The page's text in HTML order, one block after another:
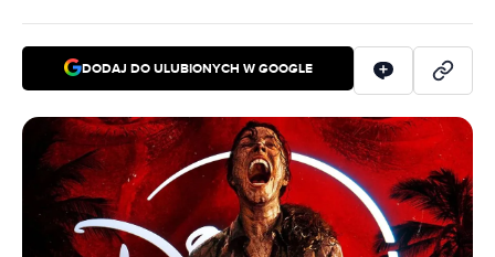
DODAJ DO ULUBIONYCH W GOOGLE